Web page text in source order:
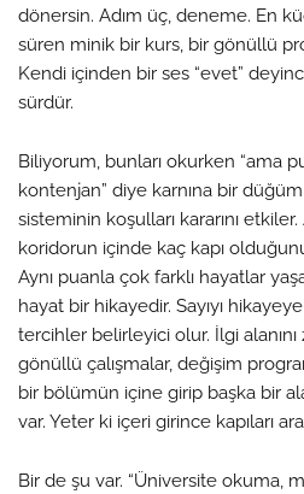
dönersin. Adım üç, deneme. En
süren minik bir kurs, bir gönüllü
Kendi içinden bir ses “evet”
sürdür.
Biliyorum, bunları okurken “ama
kontenjan” diye karnına bir
sisteminin koşulları kararını etkiler.
koridorun içinde kaç kapı
Aynı puanla çok farklı hayatlar
hayat bir hikayedir. Sayıyı
tercihler belirleyici olur. İlgi
gönüllü çalışmalar, değişim
bir bölümün içine girip başka bir
var. Yeter ki içeri girince kapıları
Bir de şu var. “Üniversite okuma,